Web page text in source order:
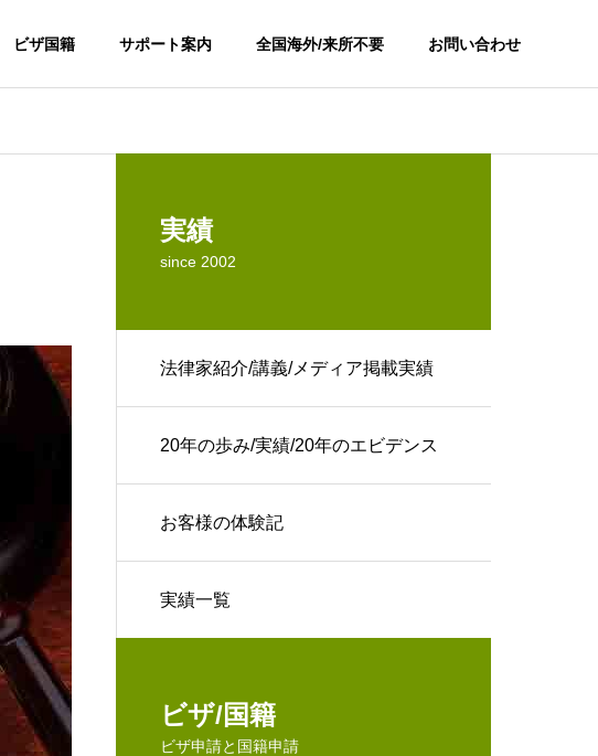
ビザ国籍 サポート案内 全国海外/来所不要 お問い合わせ
実績一覧
配偶者ビザ/結婚ビザ/国
際結婚手続き/国籍取得/
帰化許可申請/永住許可
申請/就労ビザ/留学ビ
20年の歩みと実績
ス
2002年創業以来長きに
書士あさひ新日本の執務
業務の流れの一例のご案内
い
ンサルティン
タント報酬等
行政書士あさひ新日本の報酬につきま
して
実績
since 2002
法律家紹介/講義/メディア掲載実績
20年の歩み/実績/20年のエビデンス
お客様の体験記
実績一覧
ビザ/国籍
ビザ申請と国籍申請